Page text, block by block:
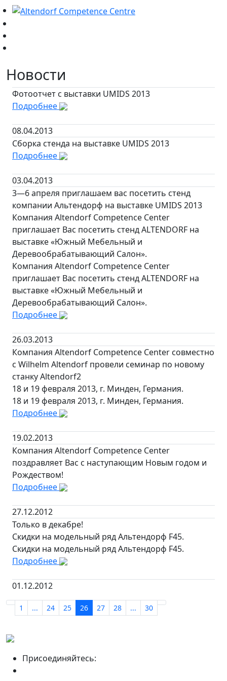
Новости
Фотоотчет с выставки UMIDS 2013
Подробнее
08.04.2013
Сборка стенда на выставке UMIDS 2013
Подробнее
03.04.2013
3—6 апреля приглашаем вас посетить стенд
компании Альтендорф на выставке UMIDS 2013
Компания Altendorf Competence Center
приглашает Вас посетить стенд ALTENDORF на
выставке «Южный Мебельный и
Деревообрабатывающий Салон».
Компания Altendorf Competence Center
приглашает Вас посетить стенд ALTENDORF на
выставке «Южный Мебельный и
Деревообрабатывающий Салон».
Подробнее
26.03.2013
Компания Altendorf Competence Center совместно
с Wilhelm Altendorf провели семинар по новому
станку Altendorf2
18 и 19 февраля 2013, г. Минден, Германия.
18 и 19 февраля 2013, г. Минден, Германия.
Подробнее
19.02.2013
Компания Altendorf Competence Center
поздравляет Вас с наступающим Новым годом и
Рождеством!
Подробнее
27.12.2012
Только в декабре!
Скидки на модельный ряд Альтендорф F45.
Скидки на модельный ряд Альтендорф F45.
Подробнее
01.12.2012
1 ... 24 25 26 27 28 ... 30
Присоединяйтесь: